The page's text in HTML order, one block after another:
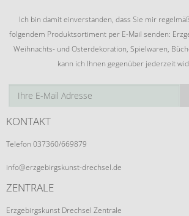
Ich bin damit einverstanden, dass Sie mir
folgendem Produktsortiment per E-Mail senden:
Weihnachts- und Osterdekoration, Spielwaren,
kann ich Ihnen gegenüber jederzeit
KONTAKT
Telefon 037360/669879
info@erzgebirgskunst-drechsel.de
ZENTRALE
Erzgebirgskunst Drechsel Zentrale